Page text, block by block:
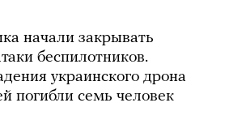
начали закрывать
беспилотников.
украинского дрона
погибли семь человек